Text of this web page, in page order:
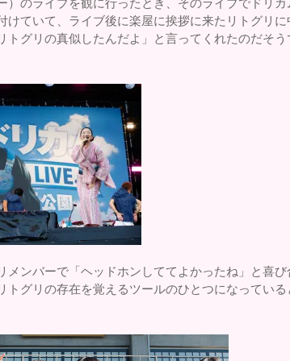
）のライブを観に行ったとき、そのライブでドリカ
けていて、ライブ後に楽屋に挨拶に来たリトグリに
トグリの真似したんだよ」と言ってくれたのだそう
メンバーで「ヘッドホンしててよかったね」と喜び
トグリの存在を覚えるツールのひとつになっている